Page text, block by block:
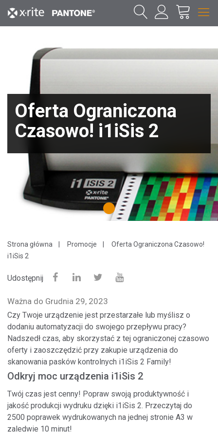
Oferta Ograniczona
Czasowo! i1iSis 2
1
Strona główna Promocje
Oferta Ograniczona Czasowo!
i1iSis 2
Udostępnij
Ważna do Grudnia 29, 2023
Czy Twoje urządzenie jest przestarzałe lub myślisz o
dodaniu automatyzacji do swojego przepływu pracy?
Nadszedł czas, aby skorzystać z tej ograniczonej czasowo
oferty i zaoszczędzić przy zakupie urządzenia do
skanowania pasków kontrolnych i1iSis 2 Family!
Odkryj moc urządzenia i1iSis 2
Twój czas jest cenny! Popraw swoją produktywność i
jakość produkcji wydruku dzięki i1iSis 2. Przeczytaj do
2500 poprawek wydrukowanych na jednej stronie A3 w
zaledwie 10 minut!